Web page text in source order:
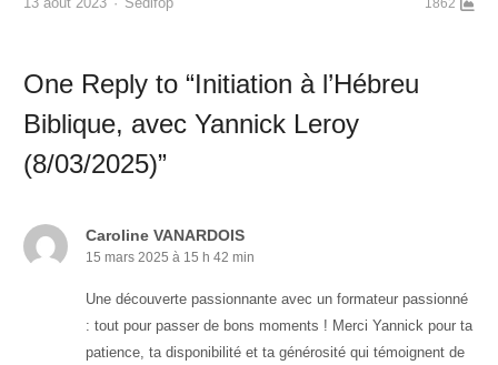
1862
One Reply to “Initiation à l’Hébreu
Biblique, avec Yannick Leroy
(8/03/2025)”
Caroline VANARDOIS
15 mars 2025 à 15 h 42 min
Une découverte passionnante avec un formateur passionné
: tout pour passer de bons moments ! Merci Yannick pour ta
patience, ta disponibilité et ta générosité qui témoignent de